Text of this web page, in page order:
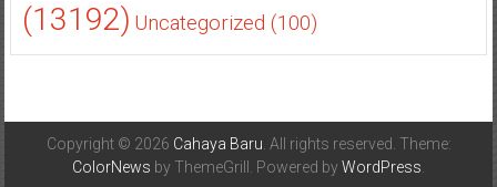
(13192) Uncategorized (100)
Copyright © 2026 Cahaya Baru. All rights reserved. Theme:
ColorNews by ThemeGrill. Powered byWordPress.